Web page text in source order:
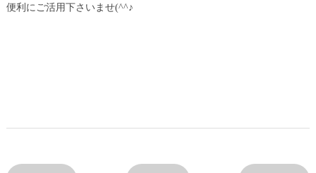
便利にご活用下さいませ(^^♪